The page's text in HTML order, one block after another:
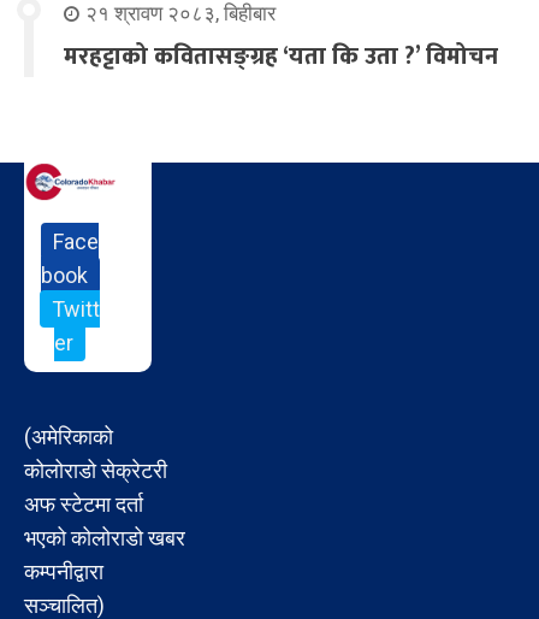
२१ श्रावण २०८३, बिहीबार
मरहट्टाको कवितासङ्ग्रह ‘यता कि उता ?’ विमोचन
Face
book
Twitt
er
(अमेरिकाको
कोलोराडो सेक्रेटरी
अफ स्टेटमा दर्ता
भएको कोलोराडो खबर
कम्पनीद्वारा
सञ्चालित)